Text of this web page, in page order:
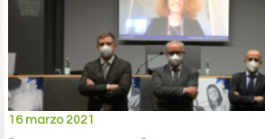
16 marzo 2021